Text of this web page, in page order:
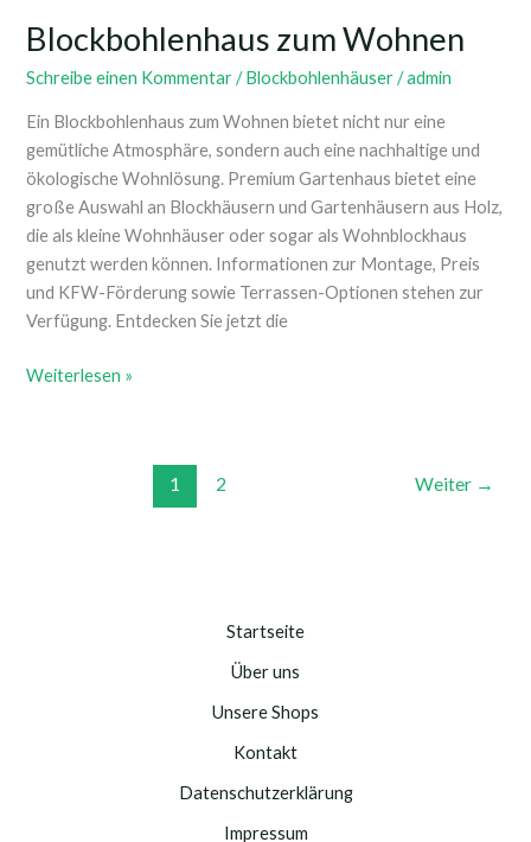
Blockbohlenhaus zum Wohnen
Schreibe einen Kommentar /Blockbohlenhäuser/admin
Ein Blockbohlenhaus zum Wohnen bietet nicht nur eine
gemütliche Atmosphäre, sondern auch eine nachhaltige und
ökologische Wohnlösung. Premium Gartenhaus bietet eine
große Auswahl an Blockhäusern und Gartenhäusern aus Holz,
die als kleine Wohnhäuser oder sogar als Wohnblockhaus
genutzt werden können. Informationen zur Montage, Preis
und KFW-Förderung sowie Terrassen-Optionen stehen zur
Verfügung. Entdecken Sie jetzt die
Weiterlesen »
1 2 Weiter →
Startseite
Über uns
Unsere Shops
Kontakt
Datenschutzerklärung
Impressum